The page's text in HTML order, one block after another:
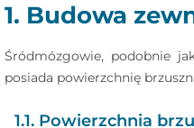
1. Budowa
Śródmózgowie, podobnie
posiada powierzchnię
1.1. Powierzchnia